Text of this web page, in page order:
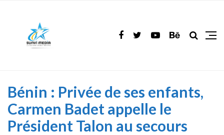
Bénin : Privée de ses enfants,
Carmen Badet appelle le
Président Talon au secours